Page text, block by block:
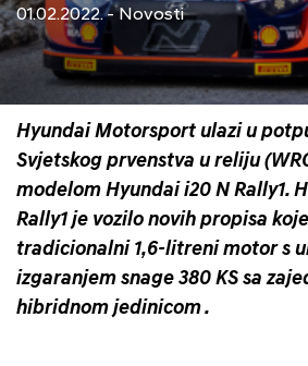
01.02.2022. - Novosti
Hyundai Motorsport ulazi u
Svjetskog prvenstva u reliju
modelom Hyundai i20 N Rally1.
Rally1 je vozilo novih propisa
tradicionalni 1,6-litreni motor s
izgaranjem snage 380 KS sa
hibridnom jedinicom .